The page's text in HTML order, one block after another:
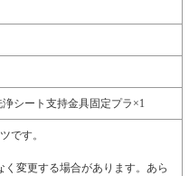
シート支持金具固定プラ×1
です。
変更する場合があります。あら